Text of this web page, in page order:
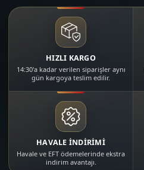
HIZLI KARGO
14:30'a kadar verilen siparişler aynı
gün kargoya teslim edilir.
HAVALE İNDİRİMİ
Havale ve EFT ödemelerinde ekstra
indirim avantajı.